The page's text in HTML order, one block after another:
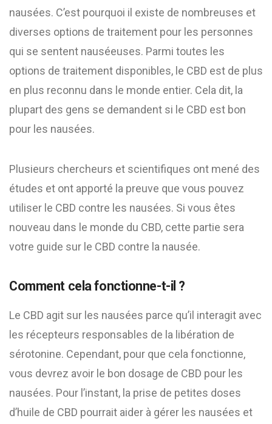
nausées. C’est pourquoi il existe de nombreuses et
diverses options de traitement pour les personnes
qui se sentent nauséeuses. Parmi toutes les
options de traitement disponibles, le CBD est de plus
en plus reconnu dans le monde entier. Cela dit, la
plupart des gens se demandent si le CBD est bon
pour les nausées.
Plusieurs chercheurs et scientifiques ont mené des
études et ont apporté la preuve que vous pouvez
utiliser le CBD contre les nausées. Si vous êtes
nouveau dans le monde du CBD, cette partie sera
votre guide sur le CBD contre la nausée.
Comment cela fonctionne-t-il ?
Le CBD agit sur les nausées parce qu’il interagit avec
les récepteurs responsables de la libération de
sérotonine. Cependant, pour que cela fonctionne,
vous devrez avoir le bon dosage de CBD pour les
nausées. Pour l’instant, la prise de petites doses
d’huile de CBD pourrait aider à gérer les nausées et